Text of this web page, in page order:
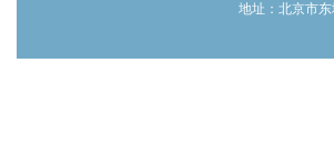
地址：北京市东